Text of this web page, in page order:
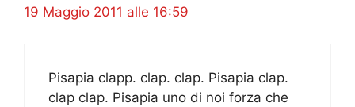
19 Maggio 2011 alle 16:59
Pisapia clapp. clap. clap. Pisapia clap.
clap clap. Pisapia uno di noi forza che